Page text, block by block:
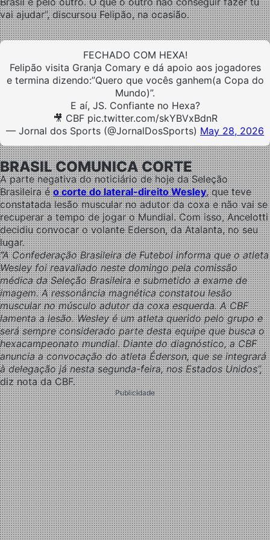
vai ajudar”, discursou Felipão, na ocasião.
FECHADO COM HEXA!
Felipão visita Granja Comary e dá apoio aos jogadores
e termina dizendo:”Quero que vocês ganhem(a Copa do
Mundo)”.
E aí, JS. Confiante no Hexa?
🎥 CBF pic.twitter.com/skYBVxBdnR
— Jornal dos Sports (@JornalDosSports) May 28, 2026
BRASIL COMUNICA CORTE
A parte negativa do noticiário de hoje da Seleção
Brasileira éo corte do lateral-direito Wesley, que teve
constatada lesão muscular no adutor da coxa e não vai se
recuperar a tempo de jogar o Mundial. Com isso, Ancelotti
decidiu convocar o volante Ederson, da Atalanta, no seu
lugar.
“A Confederação Brasileira de Futebol informa que o atleta
Wesley foi reavaliado neste domingo pela comissão
médica da Seleção Brasileira e submetido a exame de
imagem. A ressonância magnética constatou lesão
muscular no músculo adutor da coxa esquerda.A CBF
lamenta a lesão. Wesley é um atleta querido pelo grupo e
será sempre considerado parte desta equipe que busca o
hexacampeonato mundial. Diante do diagnóstico, a CBF
anuncia a convocação do atleta Éderson, que se integrará
à delegação já nesta segunda-feira, nos Estados Unidos”,
diz nota da CBF.
Publicidade